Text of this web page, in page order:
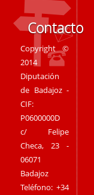
Contacto
Copyright ©
2014
Diputación
de Badajoz -
CIF:
P0600000D
c/ Felipe
Checa, 23 -
06071
Badajoz
Teléfono: +34